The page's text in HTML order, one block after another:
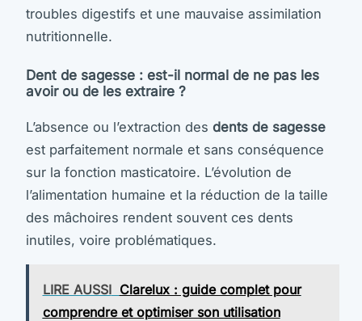
troubles digestifs et une mauvaise assimilation
nutritionnelle.
Dent de sagesse : est-il normal de ne pas les
avoir ou de les extraire ?
L’absence ou l’extraction des dents de sagesse
est parfaitement normale et sans conséquence
sur la fonction masticatoire. L’évolution de
l’alimentation humaine et la réduction de la taille
des mâchoires rendent souvent ces dents
inutiles, voire problématiques.
LIRE AUSSI Clarelux : guide complet pour
comprendre et optimiser son utilisation